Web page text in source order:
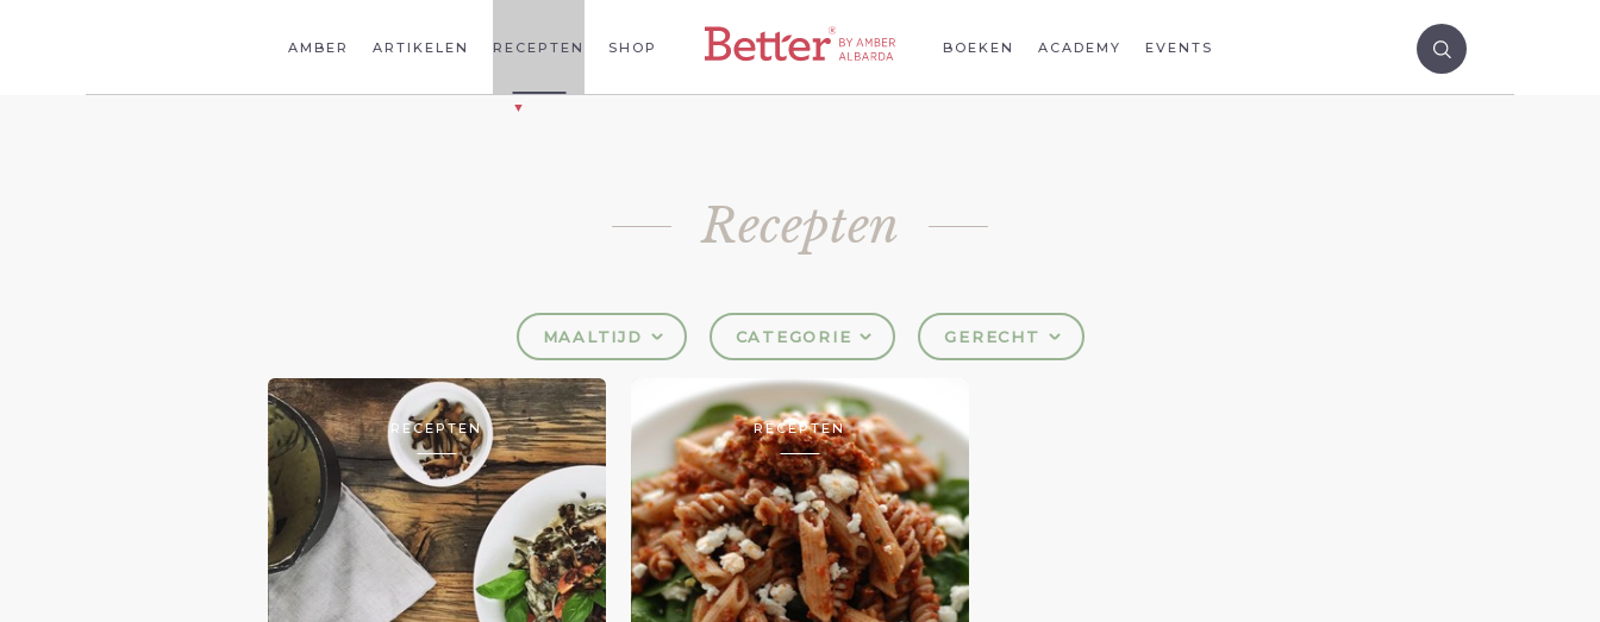
AMBER ARTIKELEN RECEPTEN SHOP BOEKEN ACADEMY EVENTS
Recepten
MAALTIJD CATEGORIE GERECHT
RECEPTEN RECEPTEN